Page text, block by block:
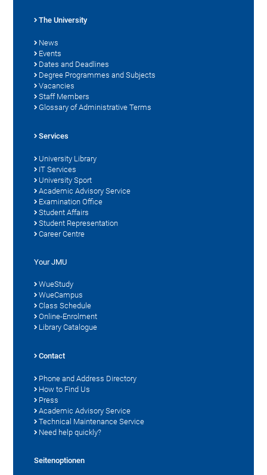
The University
News
Events
Dates and Deadlines
Degree Programmes and Subjects
Vacancies
Staff Members
Glossary of Administrative Terms
Services
University Library
IT Services
University Sport
Academic Advisory Service
Examination Office
Student Affairs
Student Representation
Career Centre
Your JMU
WueStudy
WueCampus
Class Schedule
Online-Enrolment
Library Catalogue
Contact
Phone and Address Directory
How to Find Us
Press
Academic Advisory Service
Technical Maintenance Service
Need help quickly?
Seitenoptionen